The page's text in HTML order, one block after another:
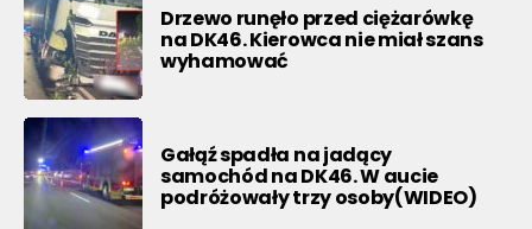
Drzewo runęło przed ciężarówkę
na DK46. Kierowca nie miał szans
wyhamować
Gałąź spadła na jadący
samochód na DK46. W aucie
podróżowały trzy osoby(WIDEO)